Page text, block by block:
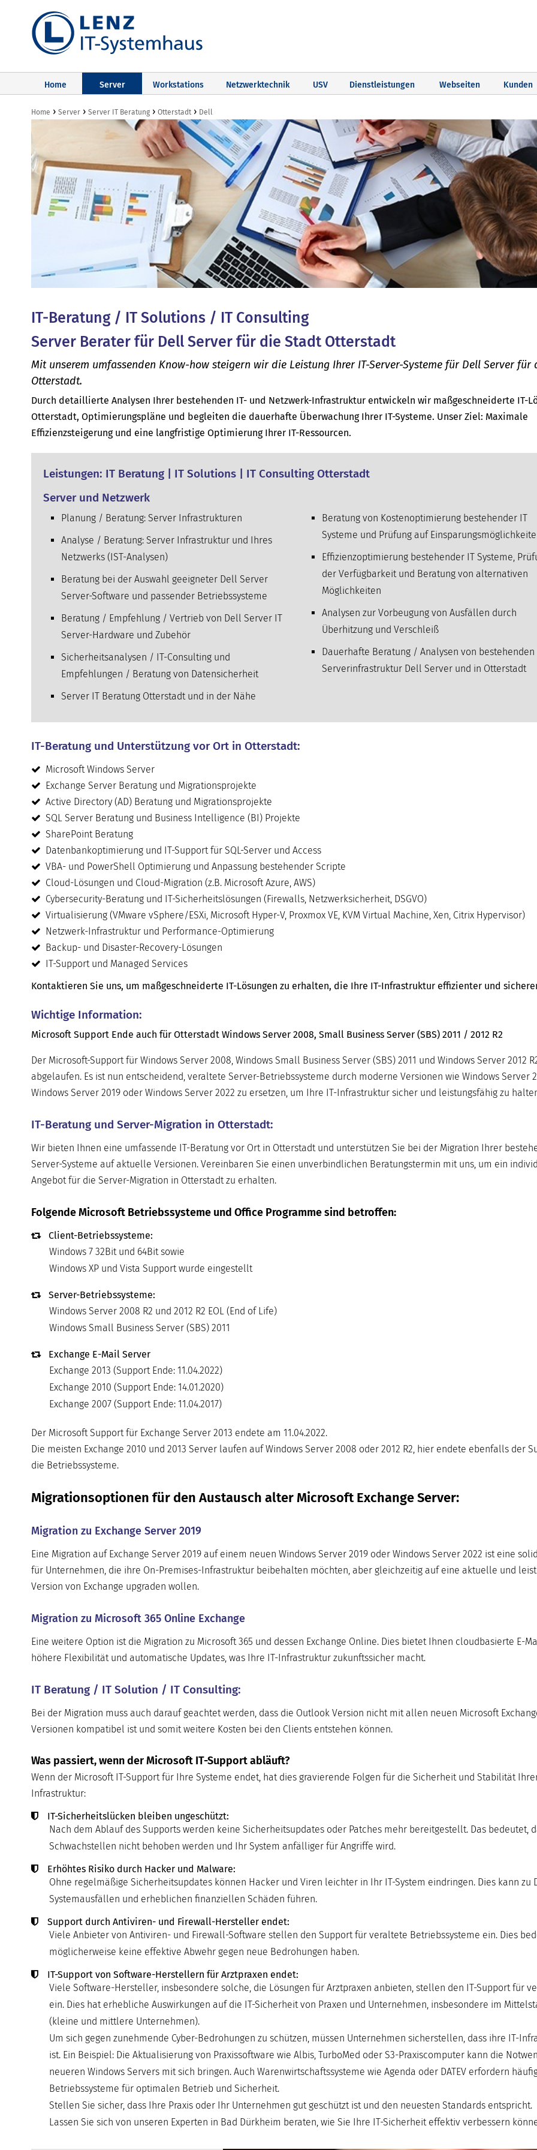
Home Server Workstations Netzwerktechnik USV Dienstleistungen Webseiten Kunden
Home › Server › Server IT Beratung › Otterstadt › Dell
IT-Beratung / IT Solutions / IT Consulting
Server Berater für Dell Server für die Stadt Otterstadt
Mit unserem umfassenden Know-how steigern wir die Leistung Ihrer IT-Server-Systeme für Dell Server für
Otterstadt.
Durch detaillierte Analysen Ihrer bestehenden IT- und Netzwerk-Infrastruktur entwickeln wir maßgeschneiderte IT-
Otterstadt, Optimierungspläne und begleiten die dauerhafte Überwachung Ihrer IT-Systeme. Unser Ziel: Maximale
Effizienzsteigerung und eine langfristige Optimierung Ihrer IT-Ressourcen.
Leistungen: IT Beratung | IT Solutions | IT Consulting Otterstadt
Server und Netzwerk
Planung / Beratung: Server Infrastrukturen
Analyse / Beratung: Server Infrastruktur und Ihres
Netzwerks (IST-Analysen)
Beratung bei der Auswahl geeigneter Dell Server
Server-Software und passender Betriebssysteme
Beratung / Empfehlung / Vertrieb von Dell Server IT
Server-Hardware und Zubehör
Sicherheitsanalysen / IT-Consulting und
Empfehlungen / Beratung von Datensicherheit
Server IT Beratung Otterstadt und in der Nähe
Beratung von Kostenoptimierung bestehender IT
Systeme und Prüfung auf
Effizienzoptimierung bestehender IT Systeme,
der Verfügbarkeit und Beratung von alternativen
Möglichkeiten
Analysen zur Vorbeugung von Ausfällen durch
Überhitzung und Verschleiß
Dauerhafte Beratung / Analysen von bestehenden
Serverinfrastruktur Dell Server und in Otterstadt
IT-Beratung und Unterstützung vor Ort in Otterstadt:
Microsoft Windows Server
Exchange Server Beratung und Migrationsprojekte
Active Directory (AD) Beratung und Migrationsprojekte
SQL Server Beratung und Business Intelligence (BI) Projekte
SharePoint Beratung
Datenbankoptimierung und IT-Support für SQL-Server und Access
VBA- und PowerShell Optimierung und Anpassung bestehender Scripte
Cloud-Lösungen und Cloud-Migration (z.B. Microsoft Azure, AWS)
Cybersecurity-Beratung und IT-Sicherheitslösungen (Firewalls, Netzwerksicherheit, DSGVO)
Virtualisierung (VMware vSphere/ESXi, Microsoft Hyper-V, Proxmox VE, KVM Virtual Machine, Xen, Citrix Hypervisor)
Netzwerk-Infrastruktur und Performance-Optimierung
Backup- und Disaster-Recovery-Lösungen
IT-Support und Managed Services
Kontaktieren Sie uns, um maßgeschneiderte IT-Lösungen zu erhalten, die Ihre IT-Infrastruktur effizienter und
Wichtige Information:
Microsoft Support Ende auch für Otterstadt Windows Server 2008, Small Business Server (SBS) 2011 / 2012 R2
Der Microsoft-Support für Windows Server 2008, Windows Small Business Server (SBS) 2011 und Windows Server 2012
abgelaufen. Es ist nun entscheidend, veraltete Server-Betriebssysteme durch moderne Versionen wie Windows Server
Windows Server 2019 oder Windows Server 2022 zu ersetzen, um Ihre IT-Infrastruktur sicher und leistungsfähig zu
IT-Beratung und Server-Migration in Otterstadt:
Wir bieten Ihnen eine umfassende IT-Beratung vor Ort in Otterstadt und unterstützen Sie bei der Migration Ihrer
Server-Systeme auf aktuelle Versionen. Vereinbaren Sie einen unverbindlichen Beratungstermin mit uns, um ein
Angebot für die Server-Migration in Otterstadt zu erhalten.
Folgende Microsoft Betriebssysteme und Office Programme sind betroffen:
Client-Betriebssysteme:
Windows 7 32Bit und 64Bit sowie
Windows XP und Vista Support wurde eingestellt
Server-Betriebssysteme:
Windows Server 2008 R2 und 2012 R2 EOL (End of Life)
Windows Small Business Server (SBS) 2011
Exchange E-Mail Server
Exchange 2013 (Support Ende: 11.04.2022)
Exchange 2010 (Support Ende: 14.01.2020)
Exchange 2007 (Support Ende: 11.04.2017)
Der Microsoft Support für Exchange Server 2013 endete am 11.04.2022.
Die meisten Exchange 2010 und 2013 Server laufen auf Windows Server 2008 oder 2012 R2, hier endete ebenfalls der
die Betriebssysteme.
Migrationsoptionen für den Austausch alter Microsoft Exchange Server:
Migration zu Exchange Server 2019
Eine Migration auf Exchange Server 2019 auf einem neuen Windows Server 2019 oder Windows Server 2022 ist eine
für Unternehmen, die ihre On-Premises-Infrastruktur beibehalten möchten, aber gleichzeitig auf eine aktuelle und
Version von Exchange upgraden wollen.
Migration zu Microsoft 365 Online Exchange
Eine weitere Option ist die Migration zu Microsoft 365 und dessen Exchange Online. Dies bietet Ihnen cloudbasierte E-
höhere Flexibilität und automatische Updates, was Ihre IT-Infrastruktur zukunftssicher macht.
IT Beratung / IT Solution / IT Consulting:
Bei der Migration muss auch darauf geachtet werden, dass die Outlook Version nicht mit allen neuen Microsoft
Versionen kompatibel ist und somit weitere Kosten bei den Clients entstehen können.
Was passiert, wenn der Microsoft IT-Support abläuft?
Wenn der Microsoft IT-Support für Ihre Systeme endet, hat dies gravierende Folgen für die Sicherheit und Stabilität
Infrastruktur:
IT-Sicherheitslücken bleiben ungeschützt:
Nach dem Ablauf des Supports werden keine Sicherheitsupdates oder Patches mehr bereitgestellt. Das bedeutet,
Schwachstellen nicht behoben werden und Ihr System anfälliger für Angriffe wird.
Erhöhtes Risiko durch Hacker und Malware:
Ohne regelmäßige Sicherheitsupdates können Hacker und Viren leichter in Ihr IT-System eindringen. Dies kann zu
Systemausfällen und erheblichen finanziellen Schäden führen.
Support durch Antiviren- und Firewall-Hersteller endet:
Viele Anbieter von Antiviren- und Firewall-Software stellen den Support für veraltete Betriebssysteme ein. Dies
möglicherweise keine effektive Abwehr gegen neue Bedrohungen haben.
IT-Support von Software-Herstellern für Arztpraxen endet:
Viele Software-Hersteller, insbesondere solche, die Lösungen für Arztpraxen anbieten, stellen den IT-Support für
ein. Dies hat erhebliche Auswirkungen auf die IT-Sicherheit von Praxen und Unternehmen, insbesondere im
(kleine und mittlere Unternehmen).
Um sich gegen zunehmende Cyber-Bedrohungen zu schützen, müssen Unternehmen sicherstellen, dass ihre IT-
ist. Ein Beispiel: Die Aktualisierung von Praxissoftware wie Albis, TurboMed oder S3-Praxiscomputer kann die
neueren Windows Servers mit sich bringen. Auch Warenwirtschaftssysteme wie Agenda oder DATEV erfordern
Betriebssysteme für optimalen Betrieb und Sicherheit.
Stellen Sie sicher, dass Ihre Praxis oder Ihr Unternehmen gut geschützt ist und den neuesten Standards entspricht.
Lassen Sie sich von unseren Experten in Bad Dürkheim beraten, wie Sie Ihre IT-Sicherheit effektiv verbessern